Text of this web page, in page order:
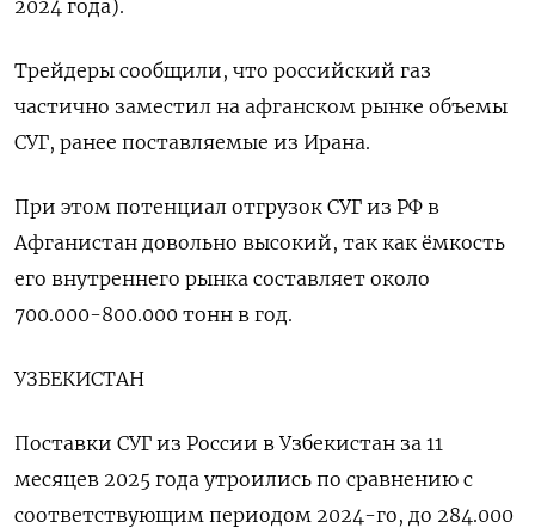
2024 ‌года).
Трейдеры сообщили, что российский газ
частично заместил на афганском рынке объемы
СУГ, ранее поставляемые из Ирана.
При этом потенциал отгрузок СУГ из РФ в
Афганистан довольно высокий, так ‍как ёмкость
его внутреннего рынка составляет около
700.000-800.000 тонн в год.
УЗБЕКИСТАН
Поставки СУГ из России в Узбекистан за 11
месяцев 2025 года утроились по сравнению с
‌соответствующим периодом 2024-го, до 284.000